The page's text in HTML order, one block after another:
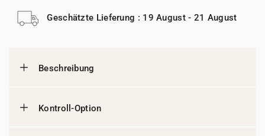
Geschätzte Lieferung : 19 August - 21 August
Beschreibung
Kontroll-Option